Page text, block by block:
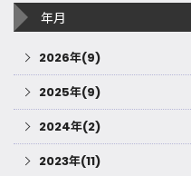
年月
2026年(9)
2025年(9)
2024年(2)
2023年(11)